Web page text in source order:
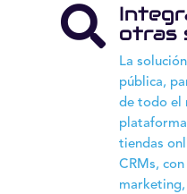
 otras
La
pública,
de todo el
tiendas
CRMs,